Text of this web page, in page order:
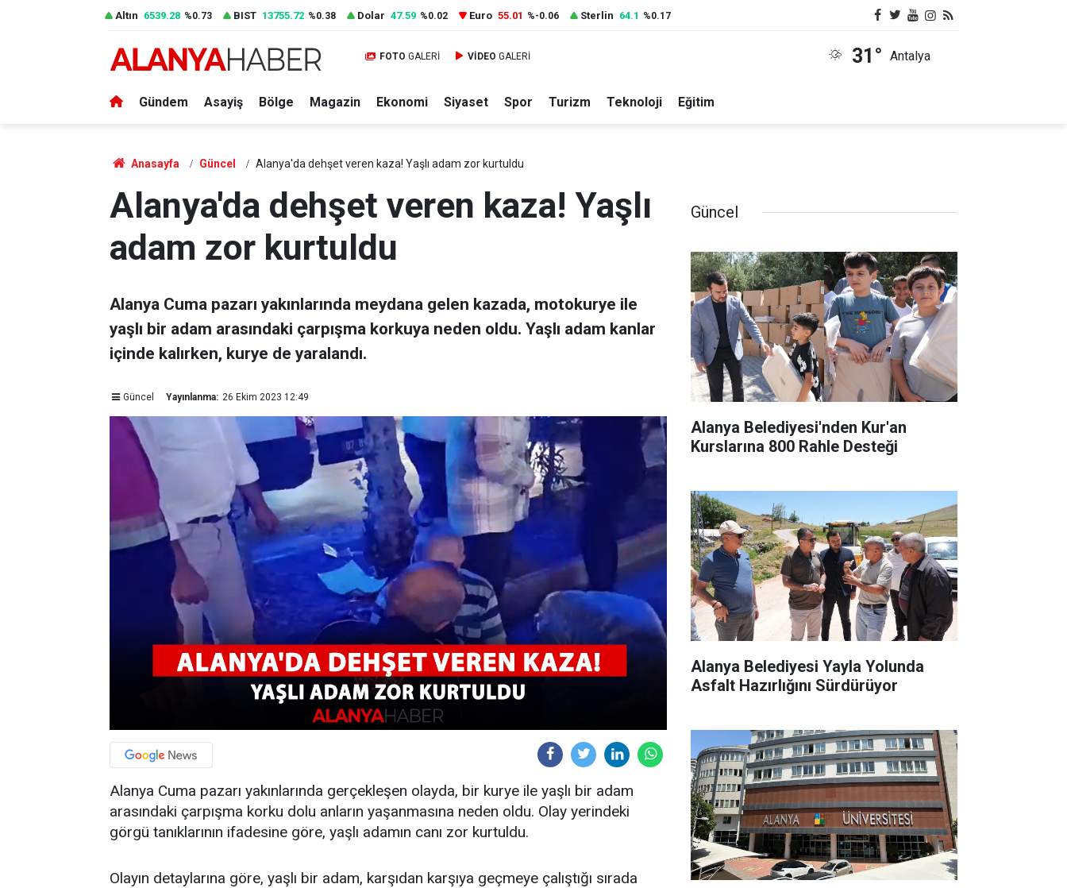
Altın 6539.28 %0.73 BIST 13755.72 %0.38 Dolar 47.59 %0.02 Euro 55.01 %-0.06 Sterlin 64.1 %0.17
FOTO GALERİ VİDEO GALERİ 31° Antalya
Gündem Asayiş Bölge Magazin Ekonomi Siyaset Spor Turizm Teknoloji Eğitim
Anasayfa Güncel Alanya'da dehşet veren kaza! Yaşlı adam zor kurtuldu
Alanya'da dehşet veren kaza! Yaşlı
adam zor kurtuldu
Alanya Cuma pazarı yakınlarında meydana gelen kazada, motokurye ile
yaşlı bir adam arasındaki çarpışma korkuya neden oldu. Yaşlı adam kanlar
içinde kalırken, kurye de yaralandı.
Güncel Yayınlanma: 26 Ekim 2023 12:49
Alanya Cuma pazarı yakınlarında gerçekleşen olayda, bir kurye ile yaşlı bir adam
arasındaki çarpışma korku dolu anların yaşanmasına neden oldu. Olay yerindeki
görgü tanıklarının ifadesine göre, yaşlı adamın canı zor kurtuldu.
Olayın detaylarına göre, yaşlı bir adam, karşıdan karşıya geçmeye çalıştığı sırada
Güncel
Alanya Belediyesi'nden Kur'an
Kurslarına 800 Rahle Desteği
Alanya Belediyesi Yayla Yolunda
Asfalt Hazırlığını Sürdürüyor